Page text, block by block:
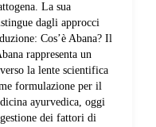
La sua
dagli approcci
Cos’è Abana? Il
rappresenta un
la lente scientifica
formulazione per il
ayurvedica, oggi
dei fattori di